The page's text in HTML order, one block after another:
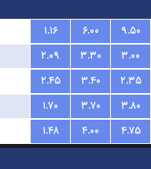
۱.۱۶ ۶.۰۰
۹.۵۰
۲.۰۹ ۳.۳۰
۳.۰۰
۲.۴۵ ۳.۴۰
۲.۳۵
۱.۷۰ ۳.۷۰
۳.۸۰
۱.۴۸ ۴.۰۰
۴.۷۵